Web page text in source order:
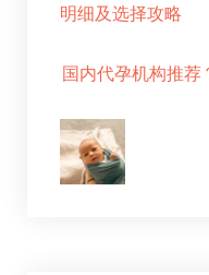
明细及选择攻略
国内代孕机构推荐